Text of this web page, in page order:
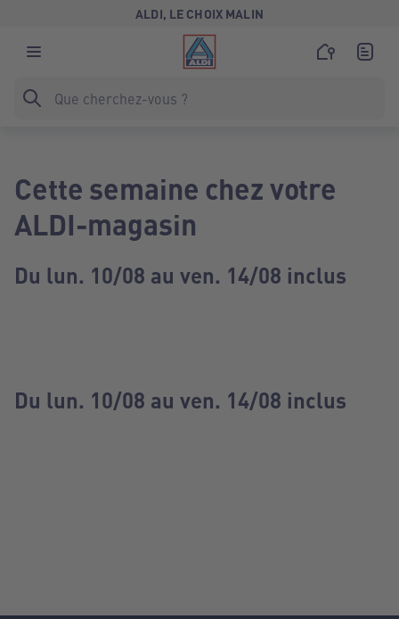
ALDI, LE CHOIX MALIN
Cette semaine chez votre
ALDI-magasin
Du lun. 10/08 au ven. 14/08 inclus
Du lun. 10/08 au ven. 14/08 inclus